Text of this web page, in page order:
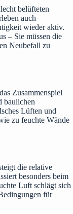
belüfteten
auch
wieder aktiv.
– Sie müssen die
Neubefall zu
Zusammenspiel
baulichen
Lüften und
zu feuchte Wände
die relative
besonders beim
Luft schlägt sich
für